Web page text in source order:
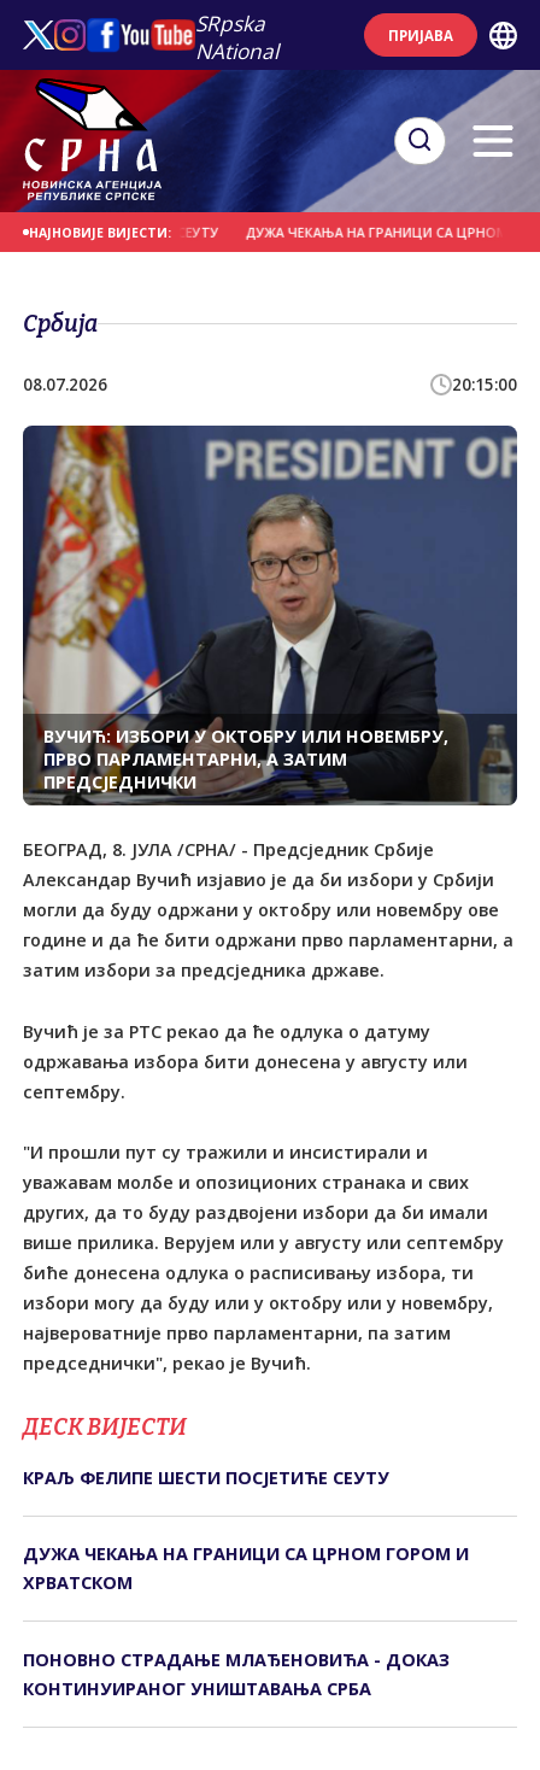
SRpska
NAtional
ПРИЈАВА
НАЈНОВИЈЕ ВИЈЕСТИ:
ШЕСТИ ПОСЈЕТИЋЕ СЕУТУ ДУЖА ЧЕКАЊА НА ГРАНИЦИ СА ЦРНОМ ГОРОМ
Србија
08.07.2026 20:15:00
ВУЧИЋ: ИЗБОРИ У ОКТОБРУ ИЛИ НОВЕМБРУ,
ПРВО ПАРЛАМЕНТАРНИ, А ЗАТИМ
ПРЕДСЈЕДНИЧКИ
БЕОГРАД, 8. ЈУЛА /СРНА/ - Предсједник Србије
Александар Вучић изјавио је да би избори у Србији
могли да буду одржани у октобру или новембру ове
године и да ће бити одржани прво парламентарни, а
затим избори за предсједника државе.
Вучић је за РТС рекао да ће одлука о датуму
одржавања избора бити донесена у августу или
септембру.
"И прошли пут су тражили и инсистирали и
уважавам молбе и опозиционих странака и свих
других, да то буду раздвојени избори да би имали
више прилика. Верујем или у августу или септембру
биће донесена одлука о расписивању избора, ти
избори могу да буду или у октобру или у новембру,
највероватније прво парламентарни, па затим
председнички", рекао је Вучић.
ДЕСК ВИЈЕСТИ
КРАЉ ФЕЛИПЕ ШЕСТИ ПОСЈЕТИЋЕ СЕУТУ
ДУЖА ЧЕКАЊА НА ГРАНИЦИ СА ЦРНОМ ГОРОМ И
ХРВАТСКОМ
ПОНОВНО СТРАДАЊЕ МЛАЂЕНОВИЋА - ДОКАЗ
КОНТИНУИРАНОГ УНИШТАВАЊА СРБА